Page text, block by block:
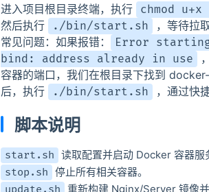
进入项目根目录终端，执行 chmod
然后执行
./bin/start.sh
，等待拉
常见问题：如果报错：
Error
bind: address already in use
容器的端口，我们在根目录下找到
后，执行
./bin/start.sh ，通过快
脚本说明
start.sh 读取配置并启动 Docker 容器服
stop.sh 停止所有相关容器。
update.sh 重新构建 Nginx/Server 镜像